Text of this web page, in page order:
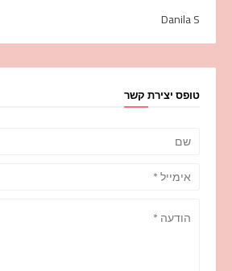
Danila S
טופס יצירת קשר